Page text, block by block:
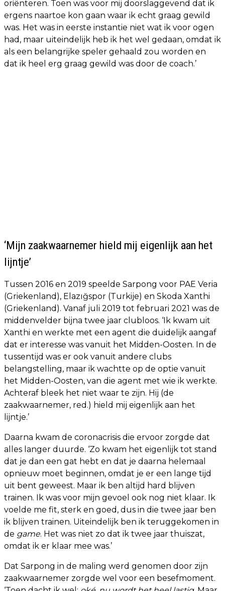
oriënteren. Toen was voor mij doorslaggevend dat ik
ergens naartoe kon gaan waar ik echt graag gewild
was. Het was in eerste instantie niet wat ik voor ogen
had, maar uiteindelijk heb ik het wel gedaan, omdat ik
als een belangrijke speler gehaald zou worden en
dat ik heel erg graag gewild was door de coach.’
‘Mijn zaakwaarnemer hield mij eigenlijk aan het
lijntje’
Tussen 2016 en 2019 speelde Sarpong voor PAE Veria
(Griekenland), Elazığspor (Turkije) en Skoda Xanthi
(Griekenland). Vanaf juli 2019 tot februari 2021 was de
middenvelder bijna twee jaar clubloos. ‘Ik kwam uit
Xanthi en werkte met een agent die duidelijk aangaf
dat er interesse was vanuit het Midden-Oosten. In de
tussentijd was er ook vanuit andere clubs
belangstelling, maar ik wachtte op de optie vanuit
het Midden-Oosten, van die agent met wie ik werkte.
Achteraf bleek het niet waar te zijn. Hij (de
zaakwaarnemer, red.) hield mij eigenlijk aan het
lijntje.’
Daarna kwam de coronacrisis die ervoor zorgde dat
alles langer duurde. ‘Zo kwam het eigenlijk tot stand
dat je dan een gat hebt en dat je daarna helemaal
opnieuw moet beginnen, omdat je er een lange tijd
uit bent geweest. Maar ik ben altijd hard blijven
trainen. Ik was voor mijn gevoel ook nog niet klaar. Ik
voelde me fit, sterk en goed, dus in die twee jaar ben
ik blijven trainen. Uiteindelijk ben ik teruggekomen in
de game. Het was niet zo dat ik twee jaar thuiszat,
omdat ik er klaar mee was.’
Dat Sarpong in de maling werd genomen door zijn
zaakwaarnemer zorgde wel voor een besefmoment.